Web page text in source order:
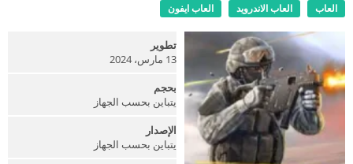
العاب العاب الاندرويد العاب ايفون
تطوير
13 مارس، 2024
بحجم
يتباين بحسب الجهاز
الإصدار
يتباين بحسب الجهاز